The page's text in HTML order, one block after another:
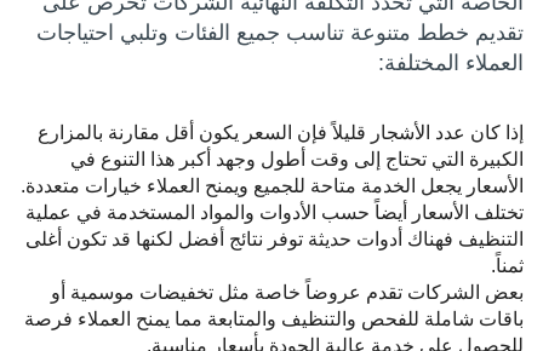
تقديم خطط متنوعة تناسب جميع الفئات وتلبي احتياجات
العملاء المختلفة:
إذا كان عدد الأشجار قليلاً فإن السعر يكون أقل مقارنة بالمزارع
الكبيرة التي تحتاج إلى وقت أطول وجهد أكبر هذا التنوع في
الأسعار يجعل الخدمة متاحة للجميع ويمنح العملاء خيارات متعددة.
تختلف الأسعار أيضاً حسب الأدوات والمواد المستخدمة في عملية
التنظيف فهناك أدوات حديثة توفر نتائج أفضل لكنها قد تكون أغلى
ثمناً.
بعض الشركات تقدم عروضاً خاصة مثل تخفيضات موسمية أو
باقات شاملة للفحص والتنظيف والمتابعة مما يمنح العملاء فرصة
للحصول على خدمة عالية الجودة بأسعار مناسبة.